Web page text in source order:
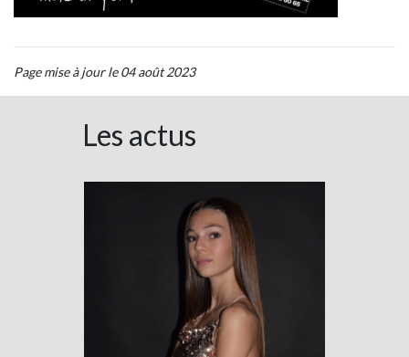
Page mise à jour le 04 août 2023
Les actus